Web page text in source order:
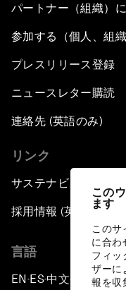
この
ます
このサ
に合わ
フィッ
ザーに
報を収
パートナー（組織）
参加する（個人、組織
プレスリリース登録
ニュースレター購読
連絡先 (英語のみ)
リンク
サステナビリティへの
採用情報 (英語のみ)
言語
EN ▪ES▪中文▪ 日本語